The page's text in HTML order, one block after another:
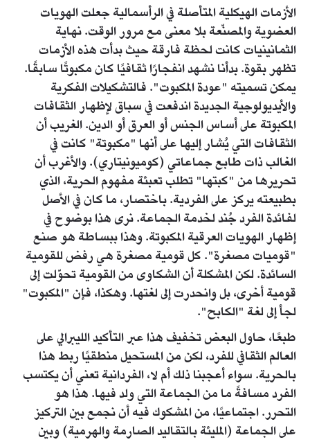
الأزمات الهيكلية المتأصلة في الرأسمالية جعلت الهويات
العضوية والمصنّعة بلا معنى مع مرور الوقت. نهاية
الثمانينيات كانت لحظة فارقة حيث بدأت هذه الأزمات
تظهر بقوة. بدأنا نشهد انفجارًا ثقافيًا كان مكبوتًا سابقًا.
يمكن تسميته "عودة المكبوت". فالتشكيلات الفكرية
والأيديولوجية الجديدة اندفعت في سباق لإظهار الثقافات
المكبوتة على أساس الجنس أو العرق أو الدين. الغريب أن
الثقافات التي يُشار إليها على أنها "مكبوتة" كانت في
الغالب ذات طابع جماعاتي (كوميونيتاري). والأغرب أن
تحريرها من "كبتها" تطلب تعبئة مفهوم الحرية، الذي
بطبيعته يركز على الفردية. باختصار، ما كان في الأصل
لفائدة الفرد جُند لخدمة الجماعة. نرى هذا بوضوح في
إظهار الهويات العرقية المكبوتة. وهذا ببساطة هو صنع
"قوميات مصغرة". كل قومية مصغرة هي رفض للقومية
السائدة. لكن المشكلة أن الشكاوى من القومية تحوّلت إلى
قومية أخرى، بل وانحدرت إلى لغتها. وهكذا، فإن "المكبوت"
لجأ إلى لغة "الكابح".
طبعًا، حاول البعض تخفيف هذا عبر التأكيد الليبرالي على
العالم الثقافي للفرد، لكن من المستحيل منطقيًا ربط هذا
بالحرية. سواء أعجبنا ذلك أم لا، الفردانية تعني أن يكتسب
الفرد مسافةً ما من الجماعة التي ولد فيها. هذا هو
التحرر. اجتماعيًا، من المشكوك فيه أن نجمع بين التركيز
على الجماعة (المليئة بالتقاليد الصارمة والهرمية) وبين